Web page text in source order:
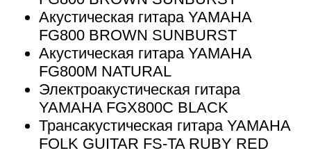
Акустическая гитара YAMAHA
FG800 BROWN SUNBURST
Акустическая гитара YAMAHA
FG800M NATURAL
Электроакустическая гитара
YAMAHA FGX800C BLACK
Трансакустическая гитара YAMAHA
FOLK GUITAR FS-TA RUBY RED